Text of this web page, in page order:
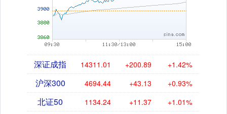
深证成指 14311.01 +200.89 +1.42%
沪深300 4694.44 +43.13 +0.93%
北证50 1134.24 +11.37 +1.01%